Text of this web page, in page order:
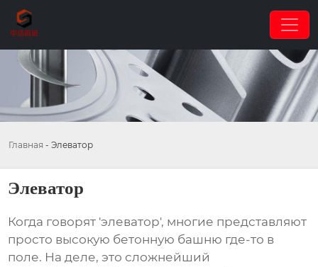
Главная - Элеватор
Элеватор
Когда говорят 'элеватор', многие представляют
просто высокую бетонную башню где-то в
поле. На деле, это сложнейший